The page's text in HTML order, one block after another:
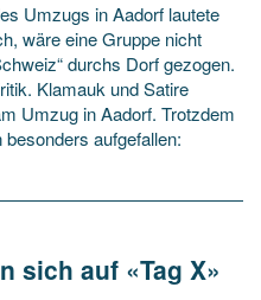
Umzugs in Aadorf lautete
wäre eine Gruppe nicht
durchs Dorf gezogen.
Klamauk und Satire
Umzug in Aadorf. Trotzdem
aufgefallen:
sich auf «Tag X»